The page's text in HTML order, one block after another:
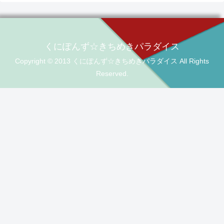
くにぽんず☆きちめきパラダイス
Copyright © 2013 くにぽんず☆きちめきパラダイス All Rights
Reserved.